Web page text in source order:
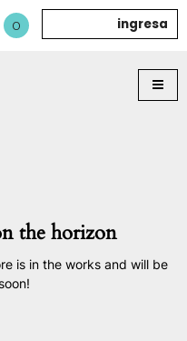
0 ingresa
the horizon
is in the works and will be